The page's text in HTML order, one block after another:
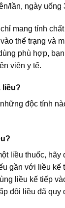
lần, ngày uống
mang tính
thể trạng và
phù hợp,
viên y tế.
liều?
độc tính
liều thuốc, hãy
gần với liều kế
liều kế tiếp
đôi liều đã quy